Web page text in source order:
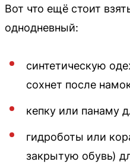
Вот что ещё стоит
однодневный:
синтетическую
сохнет после
кепку или панаму
гидроботы или
закрытую обувь)